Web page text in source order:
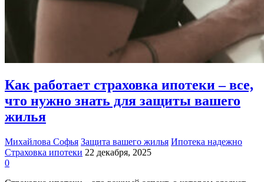
Как работает страховка ипотеки – все,
что нужно знать для защиты вашего
жилья
Михайлова Софья Защита вашего жилья Ипотека надежно
Страховка ипотеки 22 декабря, 2025
0